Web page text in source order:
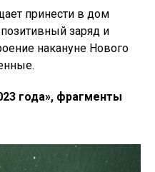
принести в дом
заряд и
накануне Нового
года», фрагменты